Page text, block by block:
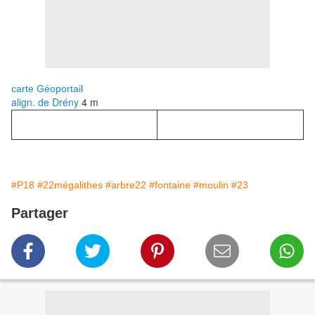
carte Géoportail
align. de Drény 4 m
#P18 #22mégalithes #arbre22 #fontaine #moulin #23
Partager